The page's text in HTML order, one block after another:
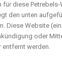
diese Petrebels-
den unten
Diese Website
oder
entfernt werden.